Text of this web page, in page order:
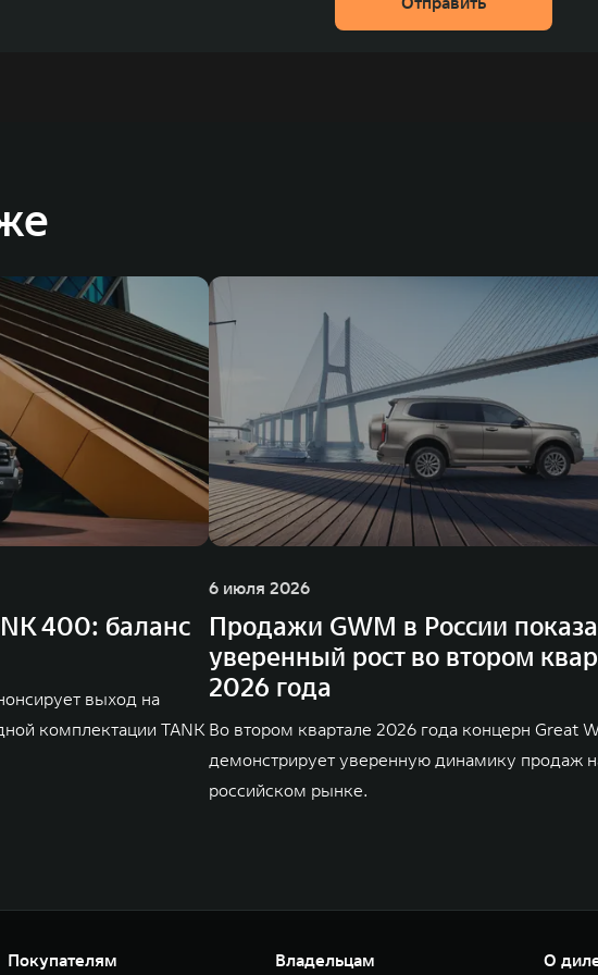
400: баланс
выход на
комплектации TANK
6 июля 2026
Продажи GWM в России
уверенный рост во втором
2026 года
Во втором квартале 2026 года концерн Great
демонстрирует уверенную динамику продаж
российском рынке.
Покупателям Владельцам О